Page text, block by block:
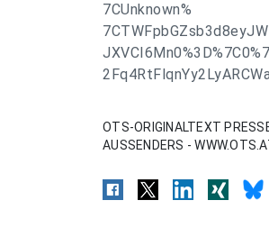
7CUnknown%
OTS-ORIGINALTEXT
AUSSENDERS -